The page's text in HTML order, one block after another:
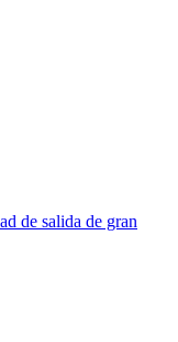
de salida de gran